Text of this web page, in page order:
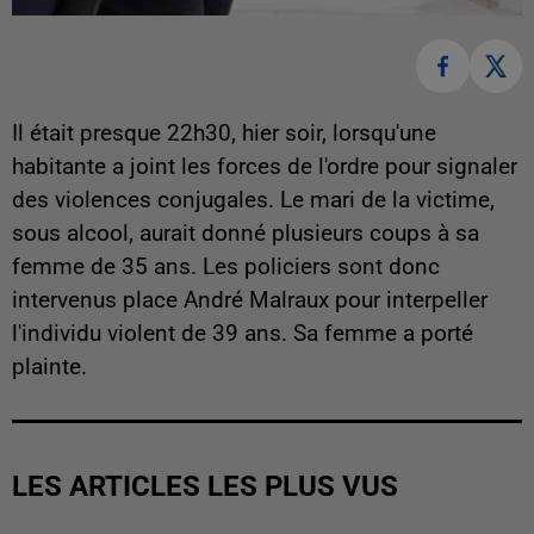
Il était presque 22h30, hier soir, lorsqu'une
habitante a joint les forces de l'ordre pour signaler
des violences conjugales. Le mari de la victime,
sous alcool, aurait donné plusieurs coups à sa
femme de 35 ans. Les policiers sont donc
intervenus place André Malraux pour interpeller
l'individu violent de 39 ans. Sa femme a porté
plainte.
LES ARTICLES LES PLUS VUS